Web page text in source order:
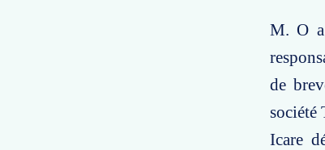
M. O a
de
société
Icare